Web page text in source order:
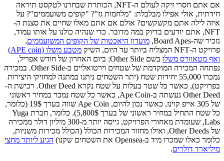
אם אתם חסרי זיקה לעולם ה-NFT, הכותרת שבחרנו לטקסט תיראה
חידתית, אולי אפילו מבלבלת: "מלחמות גז"? "קופים משועממים"? על
איזה לילה אתם מקשקשים? אולם אם אתם מאלו שחיים את סצנת ה-
NFT, אתם יודעים בדיוק במה מדובר. כדי שנהיה כולנו על אותו עמוד,
נזכיר שה-Board Apes,
מועדון היאכטות של הקופים המשועממים,
פרויקט ה-NFT המצליח ביותר עד היום, השיק
מטבע משלו (APE coin)
ואף מטאוורס משלו
בשם Other Side; ביום האחרון של חודש אפריל,
נפתחה המכירה המוקדמת של שטחים וירטואליים ב-Other Side. במכירה
נמכרו 55,000 יחידות שטח (יתר השטחים ניתנו במתנה למחזיקי היצירות
בפרויקט), כאשר כל שטר בעלות על שטח נקרא Other Deed. רכישת ה-
Other Deed נעשתה ב-Ape Coin, כאשר כל שטח נמכר במחיר ראשוני
של 305 אייפ קוינז, כאשר נכון להיום, Ape Coin שווה בערך 19$ (כלומר,
כל שטח התחיל במחיר ראשוני של בערך 5,800$). כלומר, חברת Yuga
Labs, שעומדת מאחורי הפרויקט, גייסה יותר מ-300 מיליון דולר ממכירה
של Other Deeds, ואילו מחזור המכירות הכולל (הכולל מכירות משניות,
כלומר כאלו שמכרו מיד ב-Opensea את השטחים שקנו)
הגיע ליותר מחצי
מיליארד דולרים.